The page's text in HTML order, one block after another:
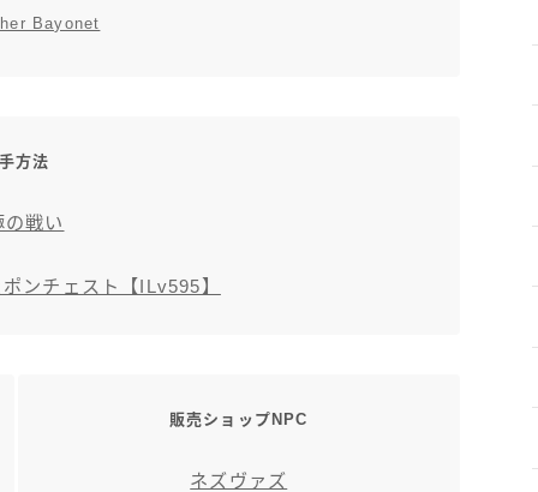
ハーフパンツ
極シタデル・ボズヤ追憶戦
Bayonet
方法
の戦い
ンチェスト【ILv595】
販売ショップNPC
ネズヴァズ